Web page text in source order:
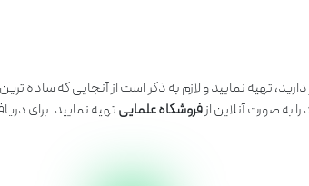
تهیه نمایید و لازم به ذکر است از آنجایی که
به صورت آنلاین ازفروشگاه علماییتهیه نمایید. برای